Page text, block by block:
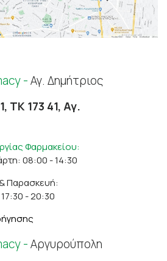
-Αγ. Δημήτριος
ΤΚ 173 41, Αγ.
Φαρμακείου:
08:00 - 14:30
Παρασκευή:
- 20:30
-Αργυρούπολη